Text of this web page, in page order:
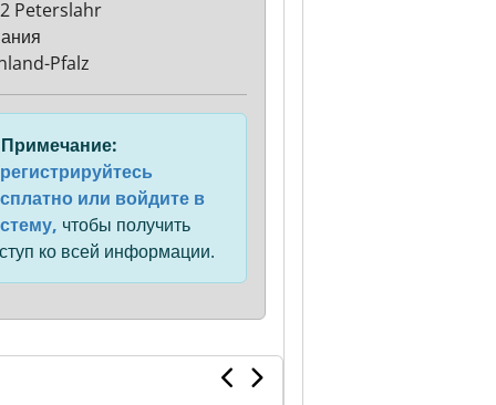
Peterslahr
Pfalz
или войдите в
чтобы получить
ко всей информации.